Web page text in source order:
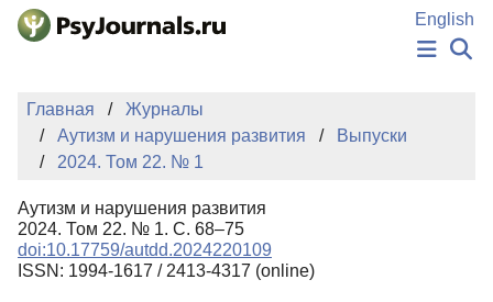
Перейти к основному содержанию
English
НОВОСТИ
АВТОРЫ
КЛЮЧЕВЫЕ СЛОВА
Регистрация
Главная
Журналы
Аутизм и нарушения развития
Выпуски
2024. Том 22. № 1
Аутизм и нарушения развития
2024. Том 22. № 1. С. 68–75
doi:10.17759/autdd.2024220109
ISSN: 1994-1617 / 2413-4317 (online)